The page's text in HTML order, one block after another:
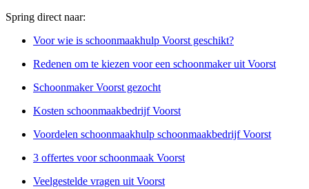
Spring direct naar:
Voor wie is schoonmaakhulp Voorst geschikt?
Redenen om te kiezen voor een schoonmaker uit Voorst
Schoonmaker Voorst gezocht
Kosten schoonmaakbedrijf Voorst
Voordelen schoonmaakhulp schoonmaakbedrijf Voorst
3 offertes voor schoonmaak Voorst
Veelgestelde vragen uit Voorst